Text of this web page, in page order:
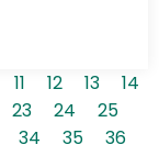
11 12 13
14
23 24
25
34 35 36